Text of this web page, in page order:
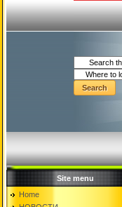
Site menu
Home